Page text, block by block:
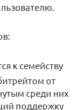
к семейству
от
среди них
поддержку